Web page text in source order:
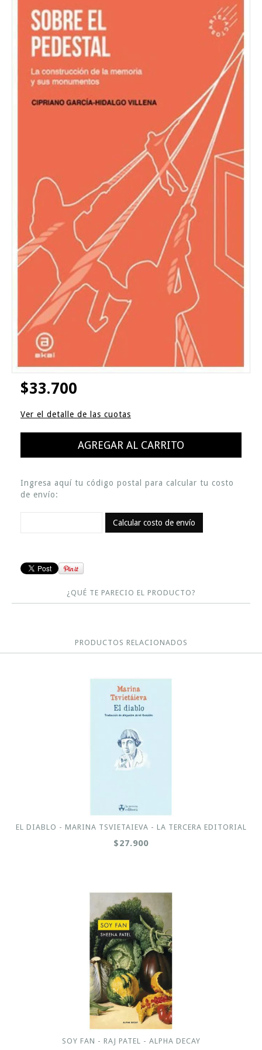
$33.700
Ver el detalle de las cuotas
Ingresa aquí tu código postal para calcular tu costo
de envío:
Calcular costo de envío
¿QUÉ TE PARECIO EL PRODUCTO?
PRODUCTOS RELACIONADOS
EL DIABLO - MARINA TSVIETAIEVA - LA TERCERA EDITORIAL
$27.900
SOY FAN - RAJ PATEL - ALPHA DECAY